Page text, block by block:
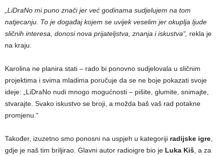
„LiDraNo mi puno znači jer već godinama sudjelujem na tom
natjecanju. To je događaj kojem se uvijek veselim jer okuplja ljude
sličnih interesa, donosi nova prijateljstva, znanja i iskustva“, rekla je
na kraju.
Karolina ne planira stati – rado bi ponovno sudjelovala u sličnim
projektima i svima mladima poručuje da se ne boje pokazati svoje
ideje: „LiDraNo nudi mnogo mogućnosti – pišite, glumite, snimajte,
stvarajte. Svako iskustvo se broji, a možda baš vaš rad potakne
promjenu.“
Također, izuzetno smo ponosni na uspjeh u kategoriji radijske igre,
gdje je naš tim briljirao. Glavni autor radioigre bio je Luka Kiš, a za